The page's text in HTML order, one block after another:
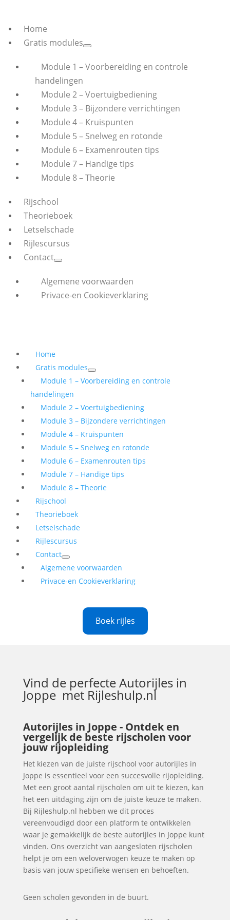
Home
Gratis modules
Module 1 – Voorbereiding en controle
handelingen
Module 2 – Voertuigbediening
Module 3 – Bijzondere verrichtingen
Module 4 – Kruispunten
Module 5 – Snelweg en rotonde
Module 6 – Examenrouten tips
Module 7 – Handige tips
Module 8 – Theorie
Rijschool
Theorieboek
Letselschade
Rijlescursus
Contact
Algemene voorwaarden
Privace-en Cookieverklaring
Home
Gratis modules
Module 1 – Voorbereiding en controle
handelingen
Module 2 – Voertuigbediening
Module 3 – Bijzondere verrichtingen
Module 4 – Kruispunten
Module 5 – Snelweg en rotonde
Module 6 – Examenrouten tips
Module 7 – Handige tips
Module 8 – Theorie
Rijschool
Theorieboek
Letselschade
Rijlescursus
Contact
Algemene voorwaarden
Privace-en Cookieverklaring
Boek rijles
Vind de perfecteAutorijles in
Joppe met Rijleshulp.nl
Autorijles in Joppe - Ontdek en
vergelijk de beste rijscholen voor
jouw rijopleiding
Het kiezen van de juiste rijschool voor autorijles in
Joppe is essentieel voor een succesvolle rijopleiding.
Met een groot aantal rijscholen om uit te kiezen, kan
het een uitdaging zijn om de juiste keuze te maken.
Bij Rijleshulp.nl hebben we dit proces
vereenvoudigd door een platform te ontwikkelen
waar je gemakkelijk de beste autorijles in Joppe kunt
vinden. Ons overzicht van aangesloten rijscholen
helpt je om een weloverwogen keuze te maken op
basis van jouw specifieke wensen en behoeften.
Geen scholen gevonden in de buurt.